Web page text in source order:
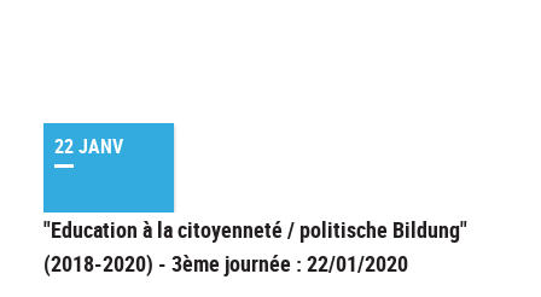
22 JANV
"Education à la citoyenneté / politische Bildung"
(2018-2020) - 3ème journée : 22/01/2020